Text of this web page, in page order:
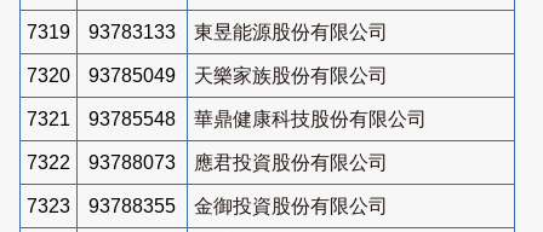
7319 93783133 東昱能源股份有限公司
7320 93785049 天樂家族股份有限公司
7321 93785548 華鼎健康科技股份有限公司
7322 93788073 應君投資股份有限公司
7323 93788355 金御投資股份有限公司